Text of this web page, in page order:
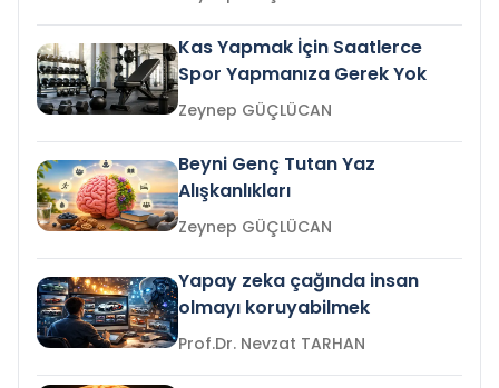
Kas Yapmak İçin Saatlerce
Spor Yapmanıza Gerek Yok
Zeynep GÜÇLÜCAN
Beyni Genç Tutan Yaz
Alışkanlıkları
Zeynep GÜÇLÜCAN
Yapay zeka çağında insan
olmayı koruyabilmek
Prof.Dr. Nevzat TARHAN